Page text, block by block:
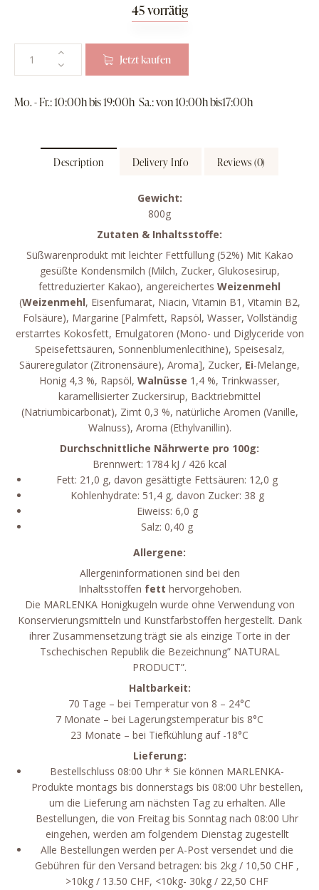
45 vorrätig
Jetzt kaufen
Mo. - Fr.: 10:00h bis 19:00h Sa.: von 10:00h bis17:00h
Description Delivery Info Reviews (0)
Gewicht:
800g
Zutaten & Inhaltsstoffe:
Süßwarenprodukt mit leichter Fettfüllung (52%) Mit Kakao
gesüßte Kondensmilch (Milch, Zucker, Glukosesirup,
fettreduzierter Kakao), angereichertes Weizenmehl
(Weizenmehl, Eisenfumarat, Niacin, Vitamin B1, Vitamin B2,
Folsäure), Margarine [Palmfett, Rapsöl, Wasser, Vollständig
erstarrtes Kokosfett, Emulgatoren (Mono- und Diglyceride von
Speisefettsäuren, Sonnenblumenlecithine), Speisesalz,
Säureregulator (Zitronensäure), Aroma], Zucker, Ei-Melange,
Honig 4,3 %, Rapsöl, Walnüsse 1,4 %, Trinkwasser,
karamellisierter Zuckersirup, Backtriebmittel
(Natriumbicarbonat), Zimt 0,3 %, natürliche Aromen (Vanille,
Walnuss), Aroma (Ethylvanillin).
Durchschnittliche Nährwerte pro 100g:
Brennwert: 1784 kJ / 426 kcal
Fett: 21,0 g, davon gesättigte Fettsäuren: 12,0 g
Kohlenhydrate: 51,4 g, davon Zucker: 38 g
Eiweiss: 6,0 g
Salz: 0,40 g
Allergene:
Allergeninformationen sind bei den
Inhaltsstoffen fett hervorgehoben.
Die MARLENKA Honigkugeln wurde ohne Verwendung von
Konservierungsmitteln und Kunstfarbstoffen hergestellt. Dank
ihrer Zusammensetzung trägt sie als einzige Torte in der
Tschechischen Republik die Bezeichnung” NATURAL
PRODUCT”.
Haltbarkeit:
70 Tage – bei Temperatur von 8 – 24°C
7 Monate – bei Lagerungstemperatur bis 8°C
23 Monate – bei Tiefkühlung auf -18°C
Lieferung:
Bestellschluss 08:00 Uhr * Sie können MARLENKA-
Produkte montags bis donnerstags bis 08:00 Uhr bestellen,
um die Lieferung am nächsten Tag zu erhalten. Alle
Bestellungen, die von Freitag bis Sonntag nach 08:00 Uhr
eingehen, werden am folgendem Dienstag zugestellt
Alle Bestellungen werden per A-Post versendet und die
Gebühren für den Versand betragen: bis 2kg / 10,50 CHF ,
>10kg / 13.50 CHF, <10kg- 30kg / 22,50 CHF